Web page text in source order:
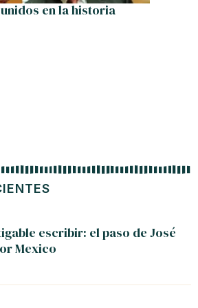
escribir: el paso de José
Mexico
en la historia